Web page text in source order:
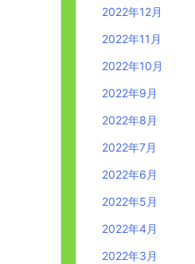
2022年12月
2022年11月
2022年10月
2022年9月
2022年8月
2022年7月
2022年6月
2022年5月
2022年4月
2022年3月